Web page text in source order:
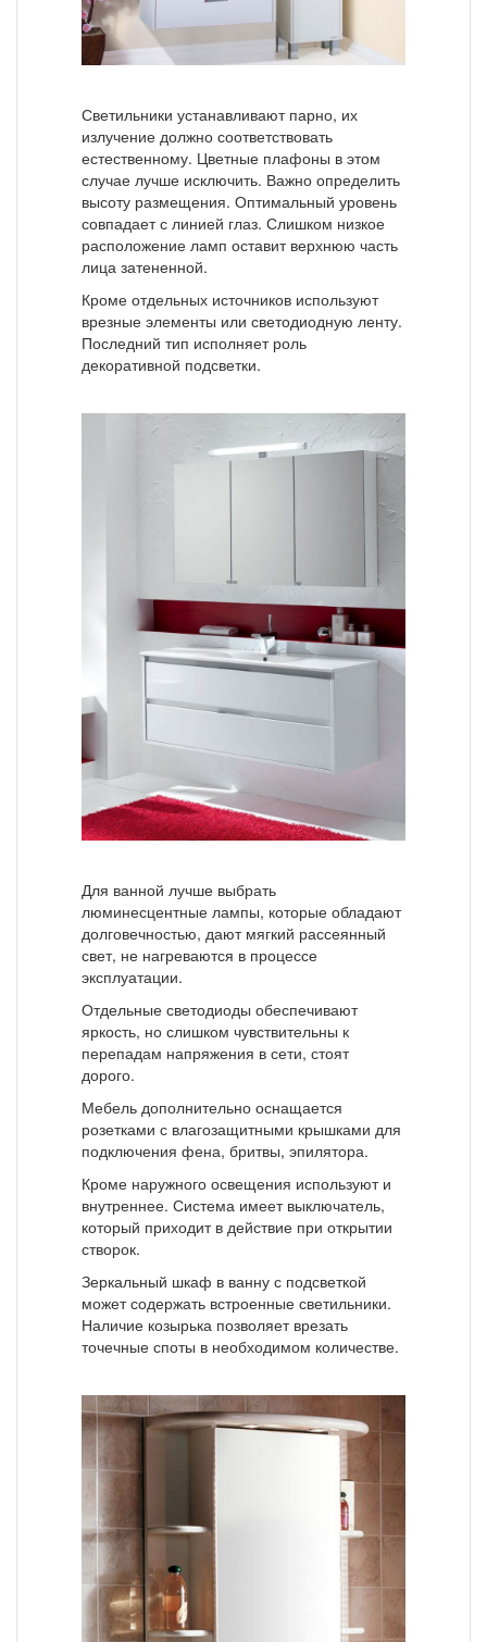
Светильники устанавливают парно, их
излучение должно соответствовать
естественному. Цветные плафоны в этом
случае лучше исключить. Важно определить
высоту размещения. Оптимальный уровень
совпадает с линией глаз. Слишком низкое
расположение ламп оставит верхнюю часть
лица затененной.
Кроме отдельных источников используют
врезные элементы или светодиодную ленту.
Последний тип исполняет роль
декоративной подсветки.
Для ванной лучше выбрать
люминесцентные лампы, которые обладают
долговечностью, дают мягкий рассеянный
свет, не нагреваются в процессе
эксплуатации.
Отдельные светодиоды обеспечивают
яркость, но слишком чувствительны к
перепадам напряжения в сети, стоят
дорого.
Мебель дополнительно оснащается
розетками с влагозащитными крышками для
подключения фена, бритвы, эпилятора.
Кроме наружного освещения используют и
внутреннее. Система имеет выключатель,
который приходит в действие при открытии
створок.
Зеркальный шкаф в ванну с подсветкой
может содержать встроенные светильники.
Наличие козырька позволяет врезать
точечные споты в необходимом количестве.